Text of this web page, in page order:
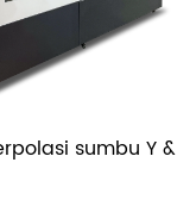
sumbu Y &